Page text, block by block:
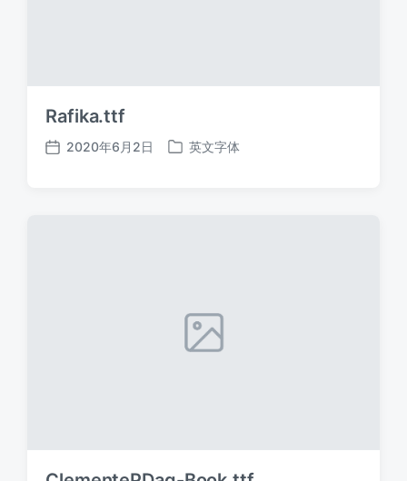
Rafika.ttf
发
2020年6月2日
发
英文字体